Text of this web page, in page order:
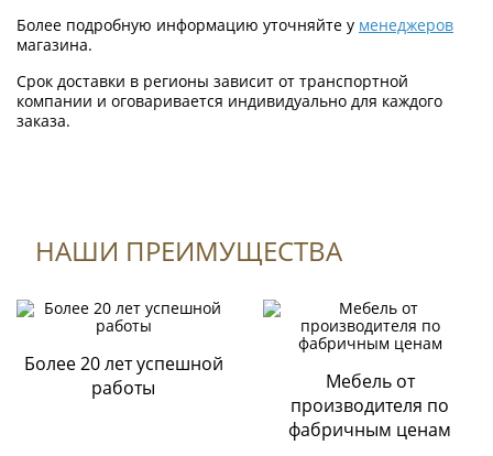
Более подробную информацию уточняйте у менеджеров
магазина.
Срок доставки в регионы зависит от транспортной
компании и оговаривается индивидуально для каждого
заказа.
Формы оплаты
Оплата по QR-коду
Быстрая и выгодная оплата товара на сайте или через
мобильное приложение Вашего банка;
Оплата картами
Visa, Mastercard, Сбербанк и т.д.
Через терминал магазина «Стильная мебель»;
К данному товару нет отзывов.
Поделитесь вашим мнением
НАШИ ПРЕИМУЩЕСТВА
Более 20 лет успешной
работы
Мебель от
производителя по
фабричным ценам